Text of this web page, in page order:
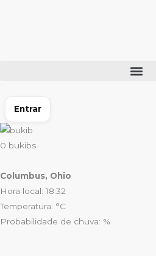
Entrar
0 bukibs
Columbus, Ohio
Hora local: 18:32
Temperatura: °C
Probabilidade de chuva: %